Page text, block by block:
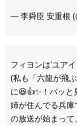
— 李舜臣 安重根
フィヨンは'ユア
(私も「六龍が飛
に😆👍✨！パッと
姉が住んでる兵庫
の放送が始まって